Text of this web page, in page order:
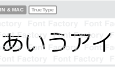
& MAC TrueType